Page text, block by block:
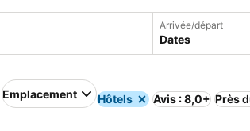
Arrivée/départ
Dates
Emplacement Hôtels Avis : 8,0+ Près